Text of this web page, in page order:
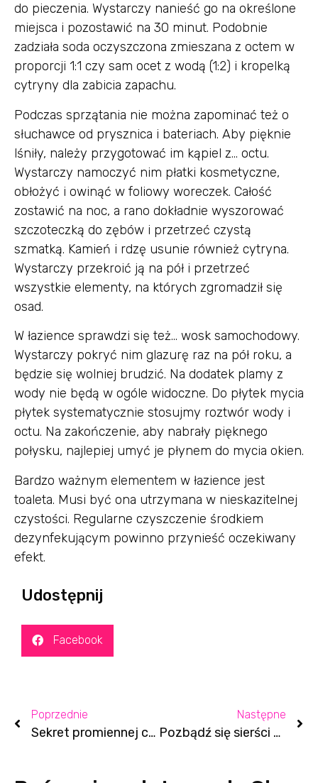
do pieczenia. Wystarczy nanieść go na określone
miejsca i pozostawić na 30 minut. Podobnie
zadziała soda oczyszczona zmieszana z octem w
proporcji 1:1 czy sam ocet z wodą (1:2) i kropelką
cytryny dla zabicia zapachu.
Podczas sprzątania nie można zapominać też o
słuchawce od prysznica i bateriach. Aby pięknie
lśniły, należy przygotować im kąpiel z… octu.
Wystarczy namoczyć nim płatki kosmetyczne,
obłożyć i owinąć w foliowy woreczek. Całość
zostawić na noc, a rano dokładnie wyszorować
szczoteczką do zębów i przetrzeć czystą
szmatką. Kamień i rdzę usunie również cytryna.
Wystarczy przekroić ją na pół i przetrzeć
wszystkie elementy, na których zgromadził się
osad.
W łazience sprawdzi się też… wosk samochodowy.
Wystarczy pokryć nim glazurę raz na pół roku, a
będzie się wolniej brudzić. Na dodatek plamy z
wody nie będą w ogóle widoczne. Do płytek mycia
płytek systematycznie stosujmy roztwór wody i
octu. Na zakończenie, aby nabrały pięknego
połysku, najlepiej umyć je płynem do mycia okien.
Bardzo ważnym elementem w łazience jest
toaleta. Musi być ona utrzymana w nieskazitelnej
czystości. Regularne czyszczenie środkiem
dezynfekującym powinno przynieść oczekiwany
efekt.
Udostępnij
Facebook
Poprzednie
Sekret promiennej cery – 3 składniki, które przywrócą cerze blask!
Następne
Pozbądź się sierści z domowych zakamarków